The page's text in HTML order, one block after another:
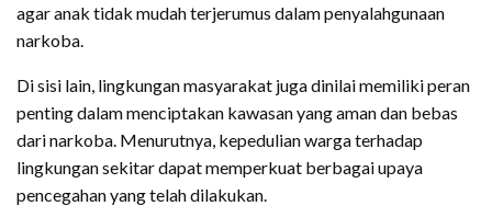
agar anak tidak mudah terjerumus dalam penyalahgunaan
narkoba.
Di sisi lain, lingkungan masyarakat juga dinilai memiliki peran
penting dalam menciptakan kawasan yang aman dan bebas
dari narkoba. Menurutnya, kepedulian warga terhadap
lingkungan sekitar dapat memperkuat berbagai upaya
pencegahan yang telah dilakukan.